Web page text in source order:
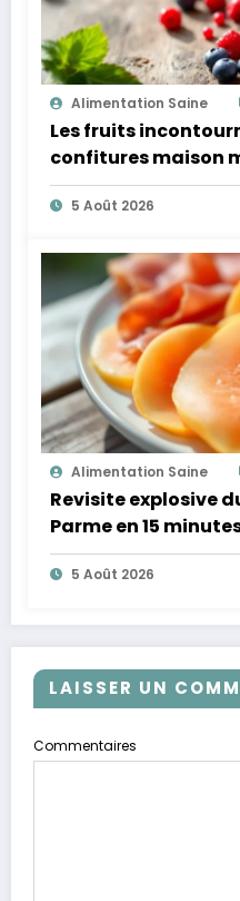
Alimentation Saine
Les fruits
confitures maison
plus légères
5 Août 2026
Alimentation Saine
Revisite explosive
Parme en 15
5 Août 2026
LAISSER UN
Commentaires